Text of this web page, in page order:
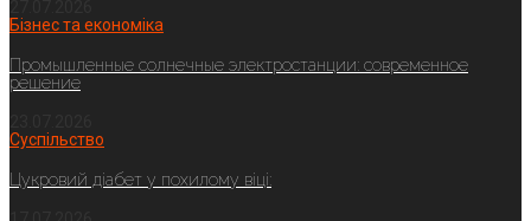
Бізнес та економіка
Промышленные солнечные электростанции: современное
решение
Суспільство
Цукровий діабет у похилому віці: